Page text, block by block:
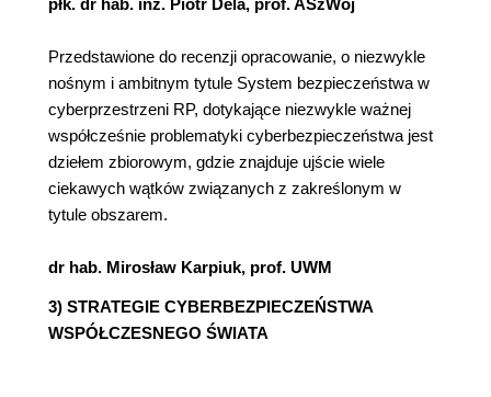
płk. dr hab. inż. Piotr Dela, prof. ASzWoj
Przedstawione do recenzji opracowanie, o niezwykle
nośnym i ambitnym tytule System bezpieczeństwa w
cyberprzestrzeni RP, dotykające niezwykle ważnej
współcześnie problematyki cyberbezpieczeństwa jest
dziełem zbiorowym, gdzie znajduje ujście wiele
ciekawych wątków związanych z zakreślonym w
tytule obszarem.
dr hab. Mirosław Karpiuk, prof. UWM
3) STRATEGIE CYBERBEZPIECZEŃSTWA
WSPÓŁCZESNEGO ŚWIATA